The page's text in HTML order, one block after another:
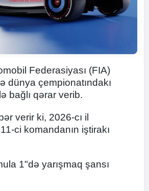
Federasiyası (FIA)
dünya çempionatındakı
bağlı qərar verib.
verir ki, 2026-cı il
ci komandanın iştirakı
1"də yarışmaq şansı